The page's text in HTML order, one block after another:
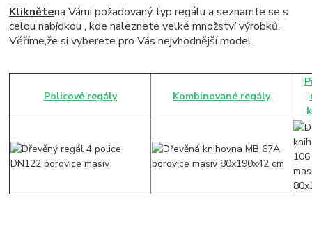
Kliknětena Vámi požadovaný typ regálu a seznamte se s
celou nabídkou , kde naleznete velké množství výrobků.
Věříme,že si vyberete pro Vás nejvhodnější model.
Policové regály Kombinované regály